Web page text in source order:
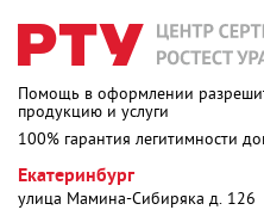
Помощь в оформлении
продукцию и услуги
100% гарантия легитимности
Екатеринбург
улица Мамина-Сибиряка д. 126